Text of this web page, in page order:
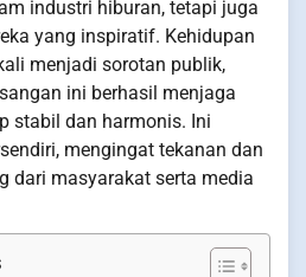
industri hiburan, tetapi juga
yang inspiratif. Kehidupan
menjadi sorotan publik,
ini berhasil menjaga
stabil dan harmonis. Ini
mengingat tekanan dan
dari masyarakat serta media